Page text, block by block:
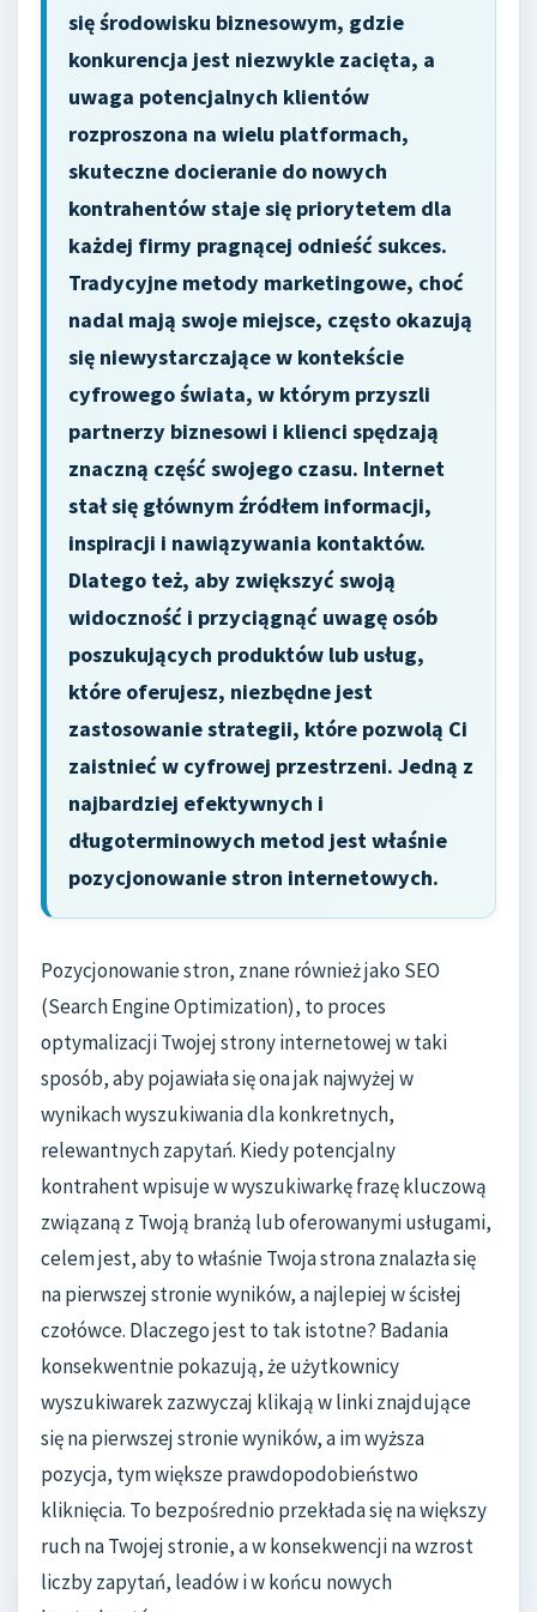
się środowisku biznesowym, gdzie
konkurencja jest niezwykle zacięta, a
uwaga potencjalnych klientów
rozproszona na wielu platformach,
skuteczne docieranie do nowych
kontrahentów staje się priorytetem dla
każdej firmy pragnącej odnieść sukces.
Tradycyjne metody marketingowe, choć
nadal mają swoje miejsce, często okazują
się niewystarczające w kontekście
cyfrowego świata, w którym przyszli
partnerzy biznesowi i klienci spędzają
znaczną część swojego czasu. Internet
stał się głównym źródłem informacji,
inspiracji i nawiązywania kontaktów.
Dlatego też, aby zwiększyć swoją
widoczność i przyciągnąć uwagę osób
poszukujących produktów lub usług,
które oferujesz, niezbędne jest
zastosowanie strategii, które pozwolą Ci
zaistnieć w cyfrowej przestrzeni. Jedną z
najbardziej efektywnych i
długoterminowych metod jest właśnie
pozycjonowanie stron internetowych.
Pozycjonowanie stron, znane również jako SEO
(Search Engine Optimization), to proces
optymalizacji Twojej strony internetowej w taki
sposób, aby pojawiała się ona jak najwyżej w
wynikach wyszukiwania dla konkretnych,
relewantnych zapytań. Kiedy potencjalny
kontrahent wpisuje w wyszukiwarkę frazę kluczową
związaną z Twoją branżą lub oferowanymi usługami,
celem jest, aby to właśnie Twoja strona znalazła się
na pierwszej stronie wyników, a najlepiej w ścisłej
czołówce. Dlaczego jest to tak istotne? Badania
konsekwentnie pokazują, że użytkownicy
wyszukiwarek zazwyczaj klikają w linki znajdujące
się na pierwszej stronie wyników, a im wyższa
pozycja, tym większe prawdopodobieństwo
kliknięcia. To bezpośrednio przekłada się na większy
ruch na Twojej stronie, a w konsekwencji na wzrost
liczby zapytań, leadów i w końcu nowych